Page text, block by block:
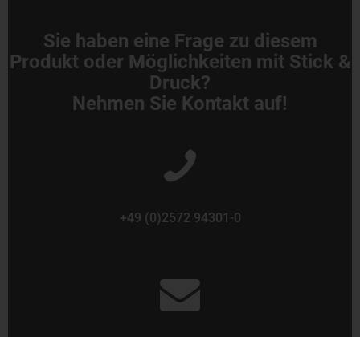
Sie haben eine Frage zu diesem
Produkt oder Möglichkeiten mit Stick &
Druck?
Nehmen Sie Kontakt auf!
+49 (0)2572 94301-0